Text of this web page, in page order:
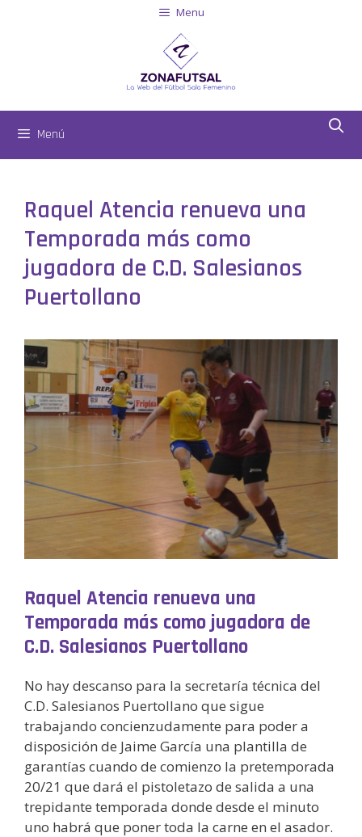
Menu
Menú
Raquel Atencia renueva una
Temporada más como
jugadora de C.D. Salesianos
Puertollano
Raquel Atencia renueva una
Temporada más como jugadora de
C.D. Salesianos Puertollano
No hay descanso para la secretaría técnica del
C.D. Salesianos Puertollano que sigue
trabajando concienzudamente para poder a
disposición de Jaime García una plantilla de
garantías cuando de comienzo la pretemporada
20/21 que dará el pistoletazo de salida a una
trepidante temporada donde desde el minuto
uno habrá que poner toda la carne en el asador.